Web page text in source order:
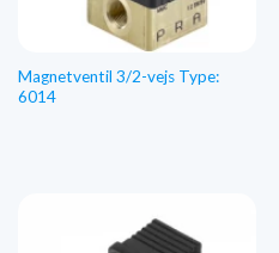
Magnetventil 3/2-vejs Type:
6014